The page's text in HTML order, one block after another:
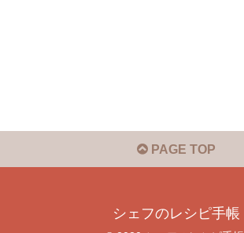
PAGE TOP
シェフのレシピ手帳